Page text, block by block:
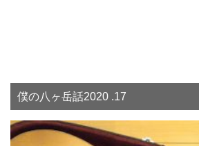
僕の八ヶ岳話2020 .17